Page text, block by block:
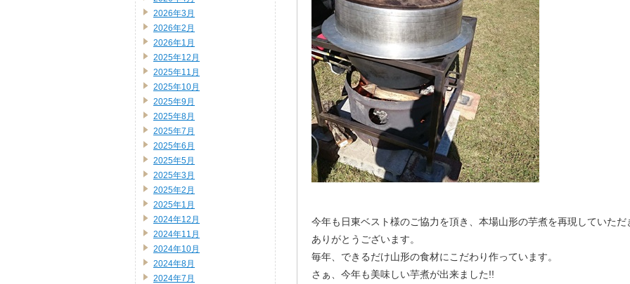
今年も日東ベスト様のご協力を頂き、本場山形の芋煮を再現していただ
ありがとうございます。
毎年、できるだけ山形の食材にこだわり作っています。
さぁ、今年も美味しい芋煮が出来ました!!
2026年3月
2026年2月
2026年1月
2025年12月
2025年11月
2025年10月
2025年9月
2025年8月
2025年7月
2025年6月
2025年5月
2025年3月
2025年2月
2025年1月
2024年12月
2024年11月
2024年10月
2024年8月
2024年7月